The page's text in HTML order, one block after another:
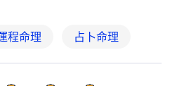
程命理 占卜命理